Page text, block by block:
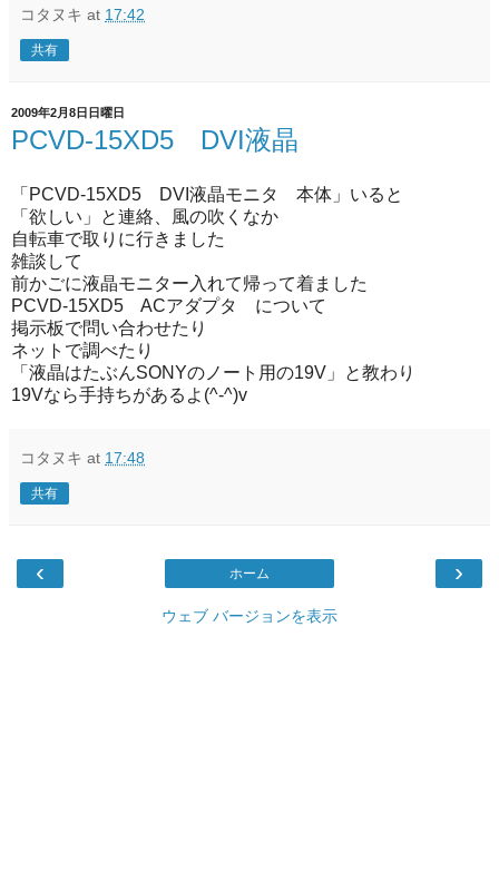
コタヌキ at 17:42
共有
2009年2月8日日曜日
PCVD-15XD5 DVI液晶
「PCVD-15XD5 DVI液晶モニタ 本体」いると
「欲しい」と連絡、風の吹くなか
自転車で取りに行きました
雑談して
前かごに液晶モニター入れて帰って着ました
PCVD-15XD5 ACアダプタ について
掲示板で問い合わせたり
ネットで調べたり
「液晶はたぶんSONYのノート用の19V」と教わり
19Vなら手持ちがあるよ(^-^)v
コタヌキ at 17:48
共有
‹ ›
ホーム
ウェブ バージョンを表示